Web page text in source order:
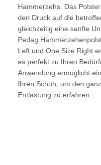
Hammerzehs. Das
den Druck auf die
gleichzeitig eine sanfte
Pedag
Left und One Size Right
es perfekt zu Ihren
Anwendung ermöglicht
Ihren Schuh, um den
Entlastung zu erfahren.